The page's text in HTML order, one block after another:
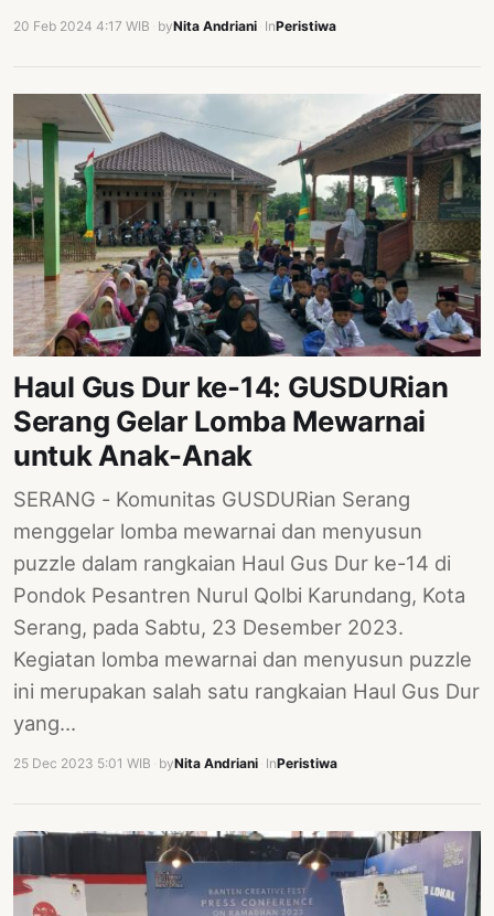
20 Feb 2024 4:17 WIB byNita Andriani InPeristiwa
Haul Gus Dur ke-14: GUSDURian
Serang Gelar Lomba Mewarnai
untuk Anak-Anak
SERANG - Komunitas GUSDURian Serang
menggelar lomba mewarnai dan menyusun
puzzle dalam rangkaian Haul Gus Dur ke-14 di
Pondok Pesantren Nurul Qolbi Karundang, Kota
Serang, pada Sabtu, 23 Desember 2023.
Kegiatan lomba mewarnai dan menyusun puzzle
ini merupakan salah satu rangkaian Haul Gus Dur
yang…
25 Dec 2023 5:01 WIB byNita Andriani InPeristiwa